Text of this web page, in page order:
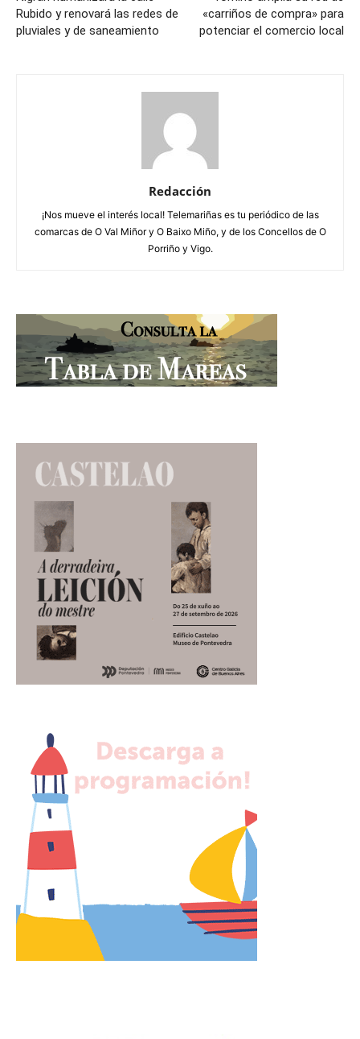
Rubido y renovará las redes de
pluviales y de saneamiento
«carriños de compra» para
potenciar el comercio local
Redacción
¡Nos mueve el interés local! Telemariñas es tu periódico de las
comarcas de O Val Miñor y O Baixo Miño, y de los Concellos de O
Porriño y Vigo.